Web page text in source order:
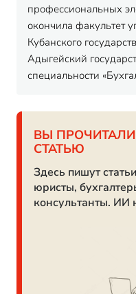
профессиональных
окончила факультет
Кубанского
Адыгейский
специальности
ВЫ
СТАТЬЮ
Здесь пишут
юристы,
консультанты. ИИ